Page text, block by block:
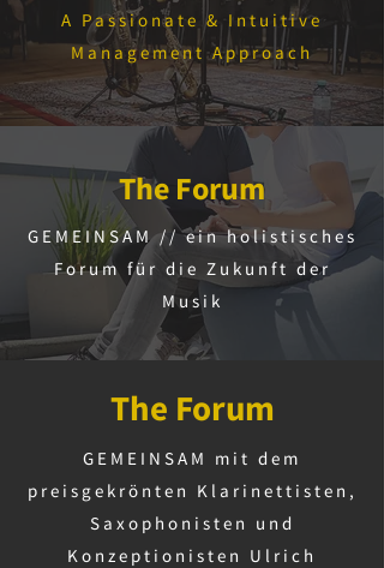
A Passionate & Intuitive
Management Approach
The Forum
GEMEINSAM // ein holistisches
Forum für die Zukunft der
Musik
The Forum
GEMEINSAM mit dem
preisgekrönten Klarinettisten,
Saxophonisten und
Konzeptionisten Ulrich